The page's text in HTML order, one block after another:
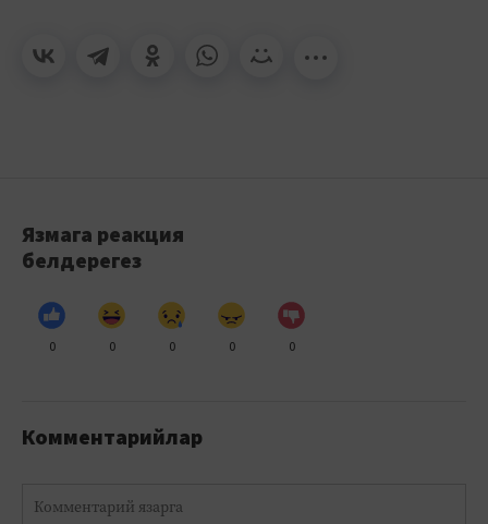
Язмага реакция
белдерегез
0 0 0 0 0
Комментарийлар